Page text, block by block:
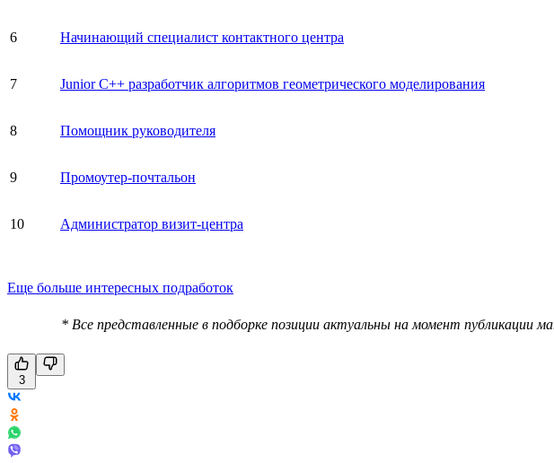
6 Начинающий специалист контактного центра
7 Junior C++ разработчик алгоритмов геометрического моделирования
8 Помощник руководителя
9 Промоутер-почтальон
10 Администратор визит-центра
Еще больше интересных подработок
* Все представленные в подборке позиции актуальны на момент публикации
3